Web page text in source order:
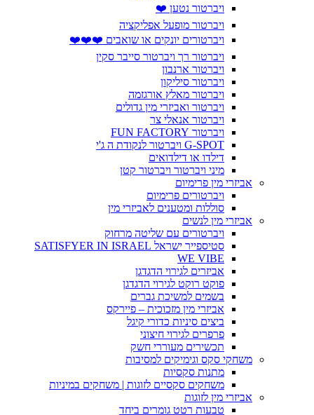
ויברטור נטען ❤️
ויברטור מופעל אפליקציה
ויברטורים יונקים או שואבים ❤️❤️❤️
ויברטור רך ויברטור סייבר סקין
ויברטור ארנבון
ויברטור סיליקון
ויברטור מאלץ אורגזמה
ויברטור ואביזרי מין גדולים
ויברטור אנאלי צר
ויברטור FUN FACTORY
G-SPOT ויברטור לנקודת ה ג'י
דילדו או דילדואים
מיני ויברטור ויברטור קטן
אביזרי מין פרימיום
ויברטורים פרימיום
סוללות ומטענים לאביזרי מין
אביזרי מין לנשים
ויברטורים עם שליטה מרחוק
סטיספייר ישראל SATISFYER IN ISRAEL
WE VIBE
אביזרים לגירוי הדגדגן
פוקט רוקט לגירוי הדגדגן
בשמים למשיכת גברים
אביזרי מין מזכוכית – פיירקס
ביצים סיניות כדורי קיגל
פרפרים לגירוי חיצוני
תכשירים מעוררי חשק
משחקי סקס וגימיקים למסיבות
מתנות סקסיות
משחקים סקסיים לזוגות | משחקים במיניות
אביזרי מין לזוגות
טבעות רטט גומרים ביחד